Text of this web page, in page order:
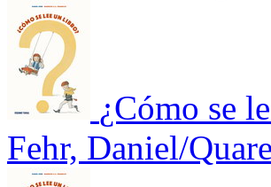
¿Cómo se
Fehr, Daniel/